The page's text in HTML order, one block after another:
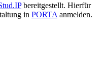
bereitgestellt. Hierfür
in PORTA anmelden.